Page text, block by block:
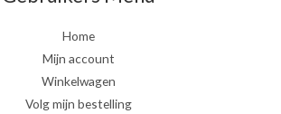
Home
Mijn account
Winkelwagen
Volg mijn bestelling